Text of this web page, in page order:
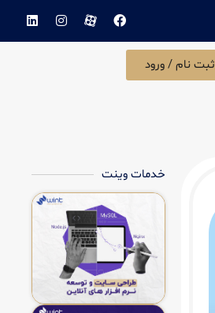
ثبت نام / ورود
خدمات وینت